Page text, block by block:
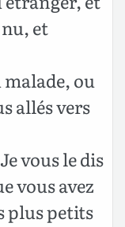
et
ou
allés vers
vous le dis
vous avez
plus petits